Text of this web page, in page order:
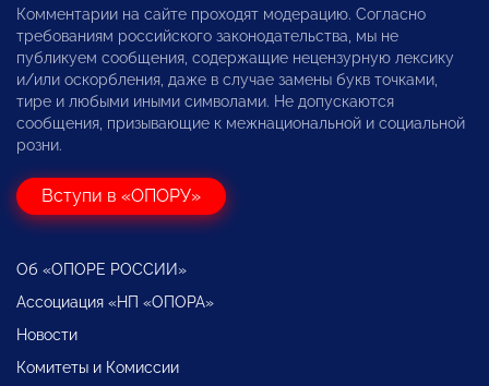
Комментарии на сайте проходят модерацию. Согласно
требованиям российского законодательства, мы не
публикуем сообщения, содержащие нецензурную лексику
и/или оскорбления, даже в случае замены букв точками,
тире и любыми иными символами. Не допускаются
сообщения, призывающие к межнациональной и социальной
розни.
Вступи в «ОПОРУ»
Об «ОПОРЕ РОССИИ»
Ассоциация «НП «ОПОРА»
Новости
Комитеты и Комиссии